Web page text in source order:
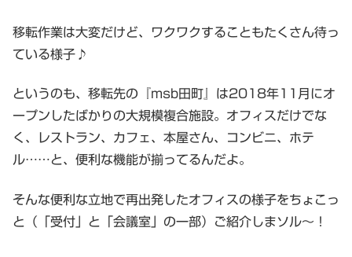
移転作業は大変だけど、ワクワクすることもたくさん待っ
ている様子♪
というのも、移転先の『msb田町』は2018年11月にオ
ープンしたばかりの大規模複合施設。オフィスだけでな
く、レストラン、カフェ、本屋さん、コンビニ、ホテ
ル……と、便利な機能が揃ってるんだよ。
そんな便利な立地で再出発したオフィスの様子をちょこっ
と（「受付」と「会議室」の一部）ご紹介しまソル〜！